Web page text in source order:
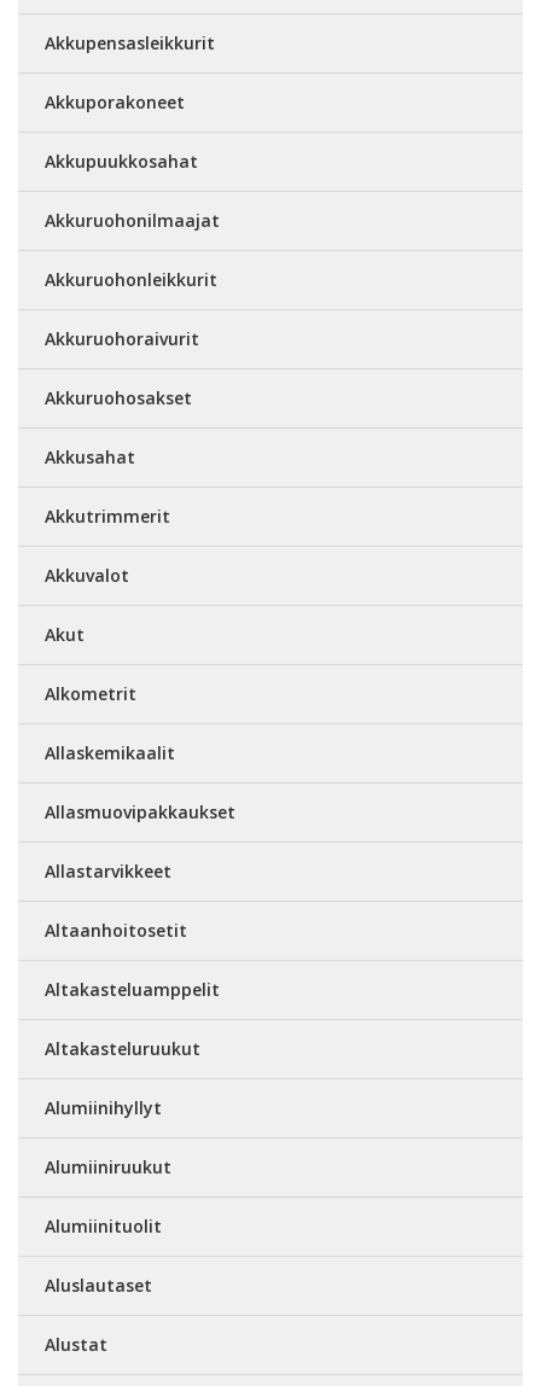
Akkupensasleikkurit
Akkuporakoneet
Akkupuukkosahat
Akkuruohonilmaajat
Akkuruohonleikkurit
Akkuruohoraivurit
Akkuruohosakset
Akkusahat
Akkutrimmerit
Akkuvalot
Akut
Alkometrit
Allaskemikaalit
Allasmuovipakkaukset
Allastarvikkeet
Altaanhoitosetit
Altakasteluamppelit
Altakasteluruukut
Alumiinihyllyt
Alumiiniruukut
Alumiinituolit
Aluslautaset
Alustat